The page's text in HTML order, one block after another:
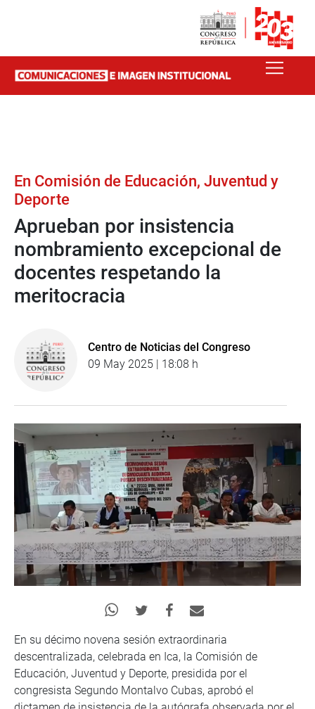
En Comisión de Educación, Juventud y
Deporte
Aprueban por insistencia
nombramiento excepcional de
docentes respetando la
meritocracia
Centro de Noticias del Congreso
09 May 2025 | 18:08 h
En su décimo novena sesión extraordinaria
descentralizada, celebrada en Ica, la Comisión de
Educación, Juventud y Deporte, presidida por el
congresista Segundo Montalvo Cubas, aprobó el